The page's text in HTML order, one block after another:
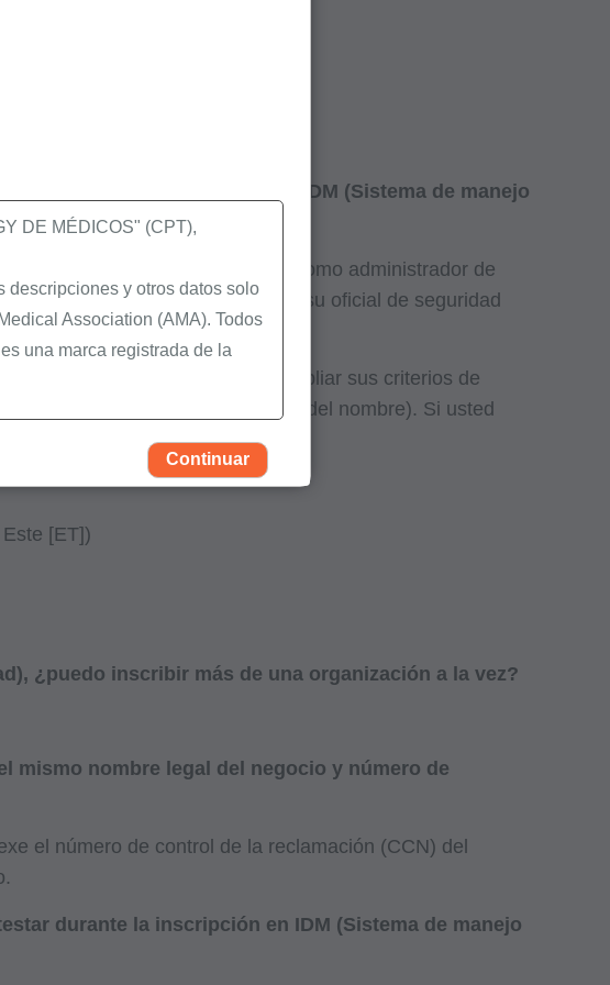
el proceso de inscripción en IDM (Sistema de manejo
Si usted se está inscribiendo como administrador de
usted debe contactar a su oficial de seguridad
la inscripción, considere ampliar sus criterios de
o solamente ingrese la parte del nombre). Si usted
[ET])
¿puedo inscribir más de una organización a la vez?
mismo nombre legal del negocio y número de
el número de control de la reclamación (CCN) del
durante la inscripción en IDM (Sistema de manejo
DE MÉDICOS" (CPT),
descripciones y otros datos solo
Association (AMA). Todos
una marca registrada de la
para su propio uso, el de sus
anteriormente conocido
Health Care Financing
asegurarse que sus
Continuar